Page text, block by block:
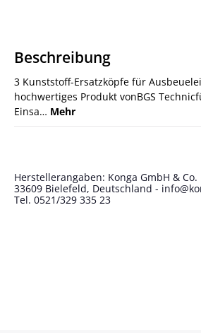
Beschreibung
3 Kunststoff-Ersatzköpfe für
hochwertiges Produkt vonBGS
Einsa… Mehr
Herstellerangaben: Konga GmbH &
33609 Bielefeld, Deutschland -
Tel. 0521/329 335 23